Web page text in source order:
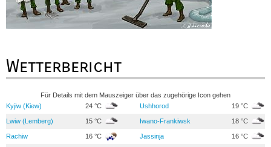
Wetterbericht
Für Details mit dem Mauszeiger über das zugehörige Icon gehen
Kyjiw (Kiew)
24 °C Ushhorod 19 °C
Lwiw (Lemberg) 15 °C Iwano-Frankiwsk 18 °C
Rachiw 16 °C Jassinja 16 °C